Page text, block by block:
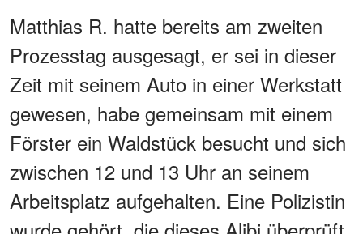
Matthias R. hatte bereits am zweiten
Prozesstag ausgesagt, er sei in dieser
Zeit mit seinem Auto in einer Werkstatt
gewesen, habe gemeinsam mit einem
Förster ein Waldstück besucht und sich
zwischen 12 und 13 Uhr an seinem
Arbeitsplatz aufgehalten. Eine Polizistin